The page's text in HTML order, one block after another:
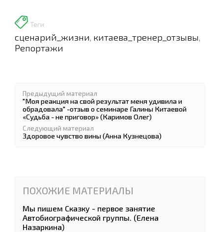
Теги
сценарий_жизни китаева_тренер_отзывы
Репортажи
Предыдущий материал
"Моя реакция на свой результат меня удивила и
обрадовала" -отзыв о семинаре Галины Китаевой
«Судьба - не приговор» (Каримов Олег)
Следующий материал
Здоровое чувство вины (Анна Кузнецова)
ПОХОЖИЕ МАТЕРИАЛЫ
Мы пишем Сказку - первое занятие
Автобиографической группы. (Елена
Назаркина)